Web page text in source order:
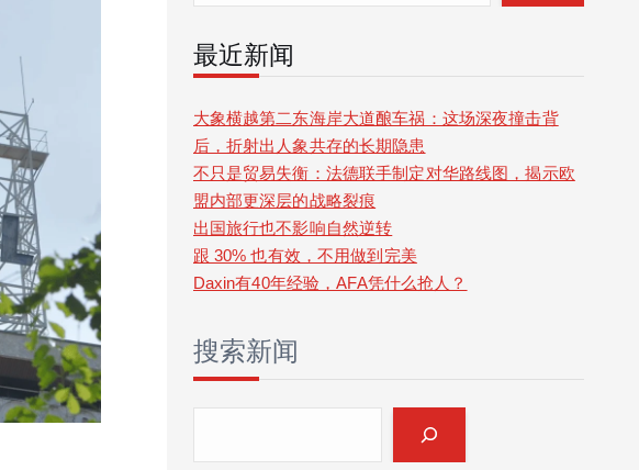
r
c
h
最近新闻
大象横越第二东海岸大道酿车祸：这场深夜撞击背
后，折射出人象共存的长期隐患
不只是贸易失衡：法德联手制定对华路线图，揭示欧
盟内部更深层的战略裂痕
出国旅行也不影响自然逆转
跟 30% 也有效，不用做到完美
Daxin有40年经验，AFA凭什么抢人？
搜索新闻